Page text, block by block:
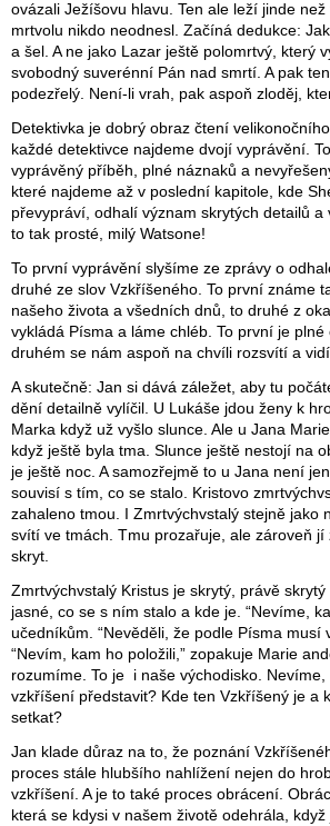
ovázali Ježíšovu hlavu. Ten ale leží jinde
mrtvolu nikdo neodnesl. Začíná dedukce:
a šel. A ne jako Lazar ještě polomrtvý, který
svobodný suverénní Pán nad smrtí. A pak
podezřelý. Není-li vrah, pak aspoň zloděj,
Detektivka je dobrý obraz čtení
každé detektivce najdeme dvojí vyprávění.
vyprávěný příběh, plné náznaků a
které najdeme až v poslední kapitole, kde
převypráví, odhalí význam skrytých detailů a
to tak prosté, milý Watsone!
To první vyprávění slyšíme ze zprávy o
druhé ze slov Vzkříšeného. To první známe
našeho života a všedních dnů, to druhé z
vykládá Písma a láme chléb. To první je
druhém se nám aspoň na chvíli rozsvítí a
A skutečně: Jan si dává záležet, aby tu
dění detailně vylíčil. U Lukáše jdou ženy k
Marka když už vyšlo slunce. Ale u Jana
když ještě byla tma. Slunce ještě nestojí na
je ještě noc. A samozřejmě to u Jana není
souvisí s tím, co se stalo. Kristovo
zahaleno tmou. I Zmrtvýchvstalý stejně jako
svítí ve tmách. Tmu prozařuje, ale zároveň jí
skryt.
Zmrtvýchvstalý Kristus je skrytý, právě
jasné, co se s ním stalo a kde je. “Nevíme,
učedníkům. “Nevěděli, že podle Písma musí
“Nevím, kam ho položili,” zopakuje Marie
rozumíme. To je i naše východisko.
vzkříšení představit? Kde ten Vzkříšený je a
setkat?
Jan klade důraz na to, že poznání
proces stále hlubšího nahlížení nejen do
vzkříšení. A je to také proces obrácení.
která se kdysi v našem životě odehrála,